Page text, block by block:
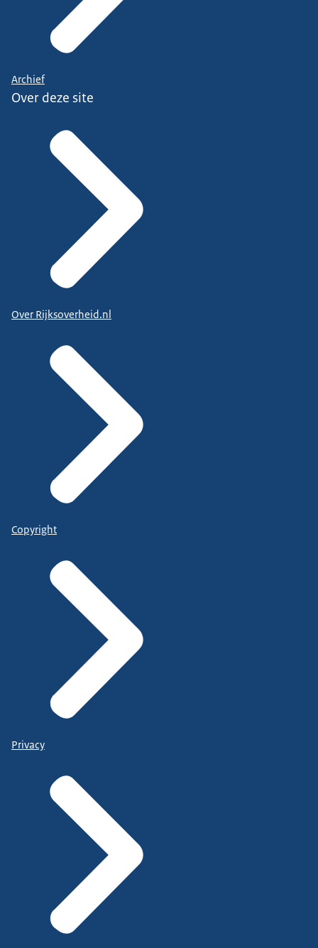
Archief
Over deze site
Over Rijksoverheid.nl
Copyright
Privacy